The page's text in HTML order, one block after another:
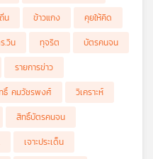
รายชื่อคนโกงสอบ" พ้นการบรรจุ
ข้าราชการท้องถิ่น กับคดีฮั้วเลือก
น ข้าวแกง
คุยให้คิด
.วิน ทุจริต
บัตรคนจน
รายการข่าว
ธิ์ คมวัชรพงศ์
วิเคราะห์
สิทธิ์บัตรคนจน
เจาะประเด็น